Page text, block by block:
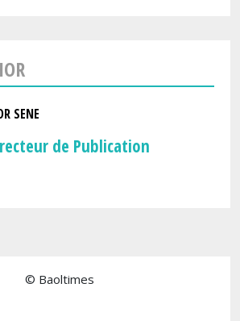
SENE
de Publication
© Baoltimes